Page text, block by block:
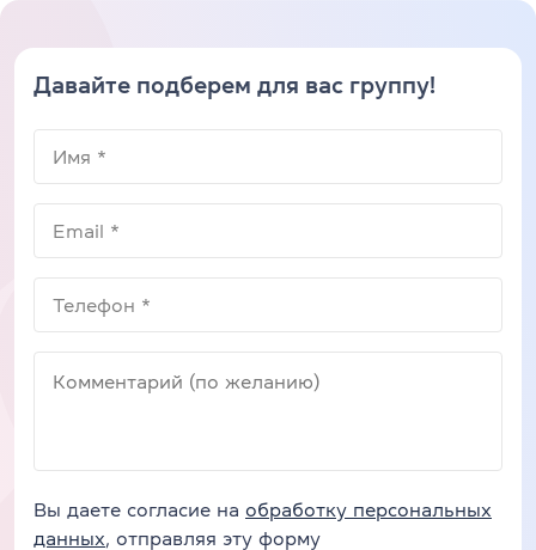
Давайте подберем для вас группу!
Вы даете согласие на обработку персональных
данных , отправляя эту форму